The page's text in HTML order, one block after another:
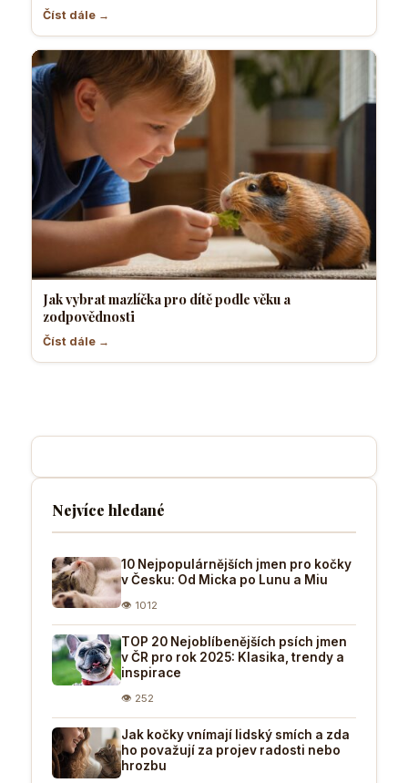
Číst dále →
Jak vybrat mazlíčka pro dítě podle věku a
zodpovědnosti
Číst dále →
Nejvíce hledané
10 Nejpopulárnějších jmen pro kočky
v Česku: Od Micka po Lunu a Miu
👁 1012
TOP 20 Nejoblíbenějších psích jmen
v ČR pro rok 2025: Klasika, trendy a
inspirace
👁 252
Jak kočky vnímají lidský smích a zda
ho považují za projev radosti nebo
hrozbu